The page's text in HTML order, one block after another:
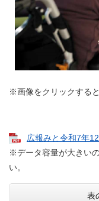
※画像をクリックする
広報みと令和7年
※データ容量が大きい
い。
表